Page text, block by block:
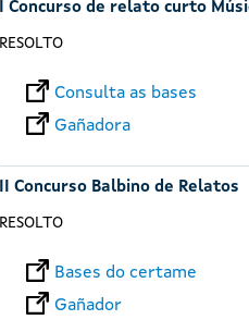
I Concurso de relato curto
RESOLTO
Consulta as bases
Gañadora
II Concurso Balbino de Relatos
RESOLTO
Bases do certame
Gañador